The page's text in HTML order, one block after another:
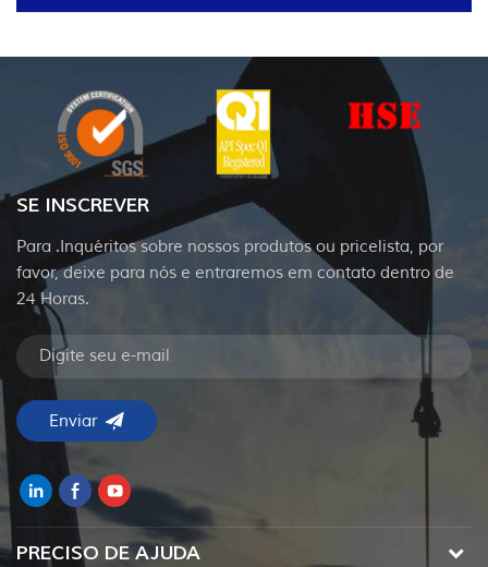
SE INSCREVER
Para .Inquéritos sobre nossos produtos ou pricelista, por
favor, deixe para nós e entraremos em contato dentro de
24 Horas.
PRECISO DE AJUDA